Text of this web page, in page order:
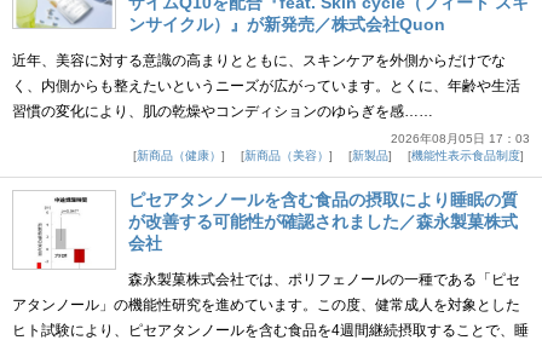
ンサイクル）』が新発売／株式会社Quon
近年、美容に対する意識の高まりとともに、スキンケアを外側からだけでな
く、内側からも整えたいというニーズが広がっています。とくに、年齢や生活
習慣の変化により、肌の乾燥やコンディションのゆらぎを感……
2026年08月05日 17：03
新商品（健康）
新商品（美容） 新製品 機能性表示食品制度
ピセアタンノールを含む食品の摂取により睡眠の質
が改善する可能性が確認されました／森永製菓株式
会社
森永製菓株式会社では、ポリフェノールの一種である「ピセ
アタンノール」の機能性研究を進めています。この度、健常成人を対象とした
ヒト試験により、ピセアタンノールを含む食品を4週間継続摂取することで、睡